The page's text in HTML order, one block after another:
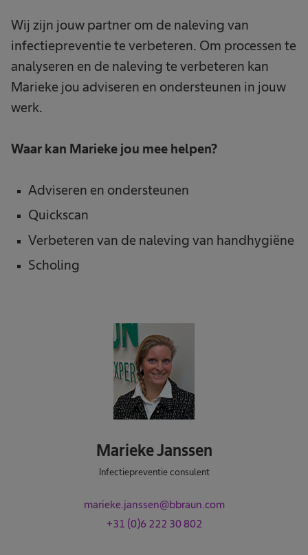
Wij zijn jouw partner om de naleving van
infectiepreventie te verbeteren. Om processen te
analyseren en de naleving te verbeteren kan
Marieke jou adviseren en ondersteunen in jouw
werk.
Waar kan Marieke jou mee helpen?
Adviseren en ondersteunen
Quickscan
Verbeteren van de naleving van handhygiëne
Scholing
Marieke Janssen
Infectiepreventie consulent
marieke.janssen@bbraun.com
+31 (0)6 222 30 802